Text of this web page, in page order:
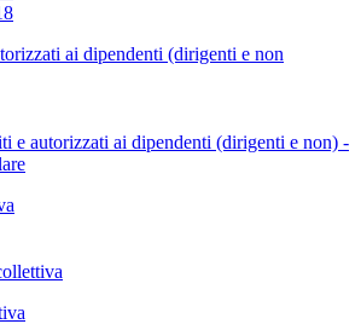
ai dipendenti (dirigenti e non
e autorizzati ai dipendenti (dirigenti e non) -